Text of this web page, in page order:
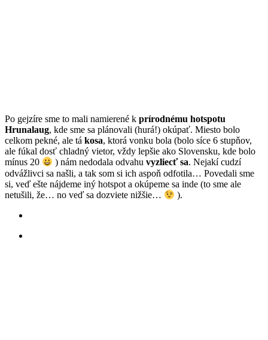
Po gejzíre sme to mali namierené k prírodnému hotspotu
Hrunalaug, kde sme sa plánovali (hurá!) okúpať. Miesto bolo
celkom pekné, ale tá kosa, ktorá vonku bola (bolo síce 6 stupňov,
ale fúkal dosť chladný vietor, vždy lepšie ako Slovensku, kde bolo
mínus 20
) nám nedodala odvahuvyzliecť sa. Nejakí cudzí
odvážlivci sa našli, a tak som si ich aspoň odfotila… Povedali sme
si, veď ešte nájdeme iný hotspot a okúpeme sa inde (to sme ale
netušili, že… no veď sa dozviete nižšie…
).